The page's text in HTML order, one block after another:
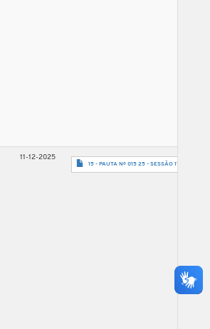
11-12-2025
15 - PAUTA Nº 015 25 - SESSÃO 17.12.25-